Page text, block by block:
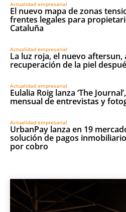
Actualidad empresarial
El nuevo mapa de zonas
frentes legales para
Cataluña
Actualidad empresarial
La luz roja, el nuevo aftersun,
recuperación de la piel
Actualidad empresarial
Eulalia Roig lanza ‘The
mensual de entrevistas y
Actualidad empresarial
UrbanPay lanza en 19
solución de pagos
por cobro